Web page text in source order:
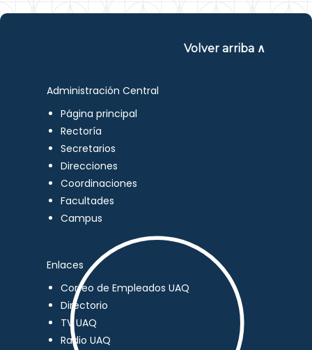
Volver arriba ∧
Administración Central
Página principal
Rectoría
Secretarios
Direcciones
Coordinaciones
Facultades
Campus
Enlaces
Correo de Empleados UAQ
Directorio
TV UAQ
Radio UAQ